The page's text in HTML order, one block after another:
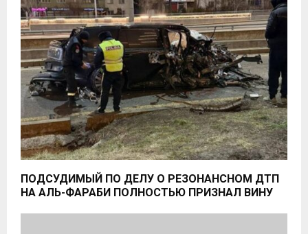
ПОДСУДИМЫЙ ПО ДЕЛУ О РЕЗОНАНСНОМ ДТП
НА АЛЬ-ФАРАБИ ПОЛНОСТЬЮ ПРИЗНАЛ ВИНУ